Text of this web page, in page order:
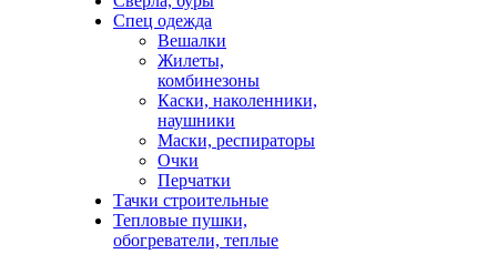
Спец одежда
Вешалки
Жилеты,
комбинезоны
Каски, наколенники,
наушники
Маски, респираторы
Очки
Перчатки
Тачки строительные
Тепловые пушки,
обогреватели, теплые